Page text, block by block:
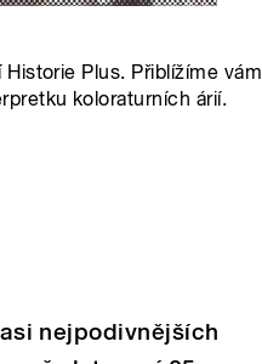
Plus. Přiblížíme vám
koloraturních árií.
nejpodivnějších